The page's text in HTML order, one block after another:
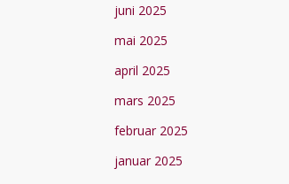
juni 2025
mai 2025
april 2025
mars 2025
februar 2025
januar 2025